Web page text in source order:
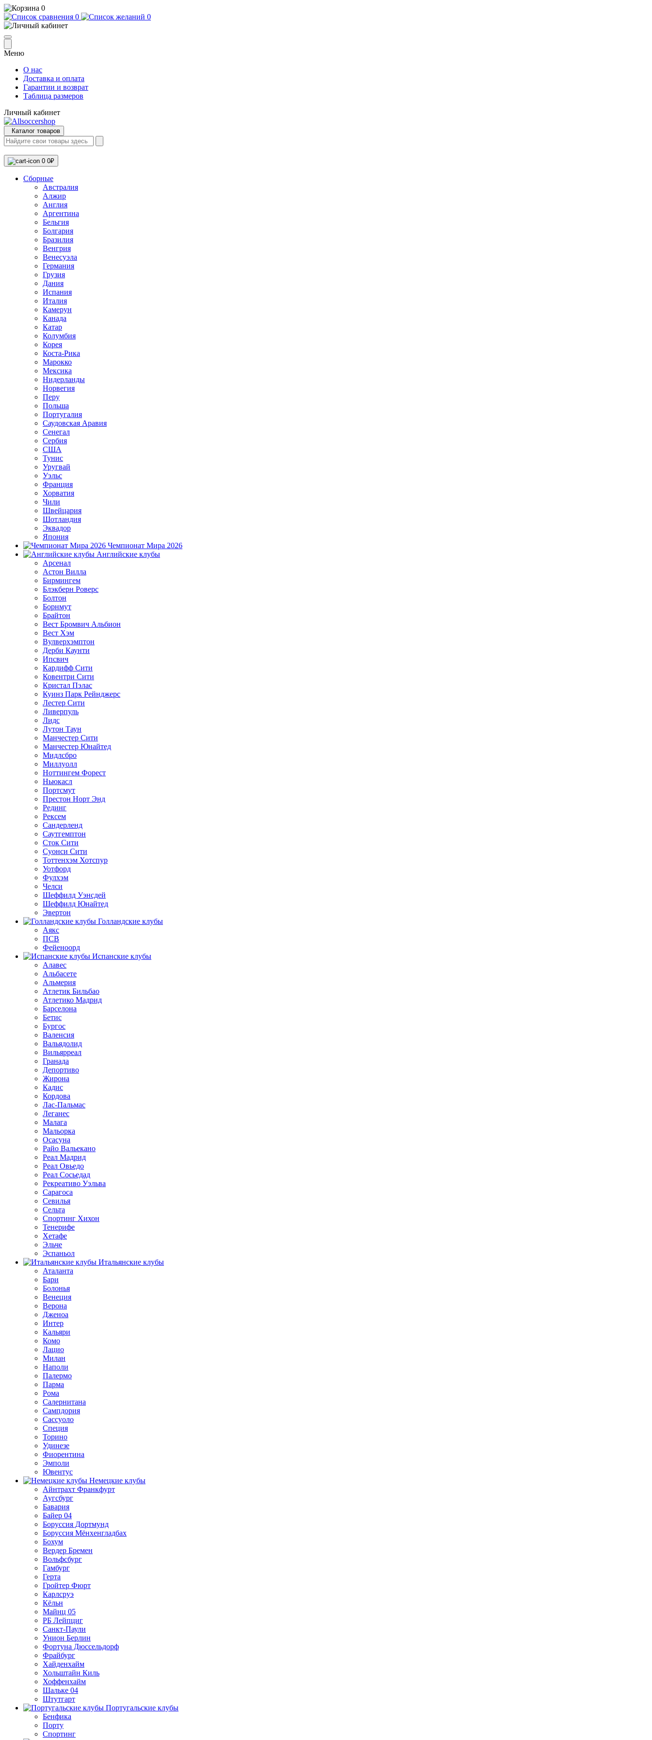
0
0
0
Меню
О нас
Доставка и оплата
Гарантии и возврат
Таблица размеров
Личный кабинет
Каталог товаров
0 0₽
Сборные
Австралия
Алжир
Англия
Аргентина
Бельгия
Болгария
Бразилия
Венгрия
Венесуэла
Германия
Грузия
Дания
Испания
Италия
Камерун
Канада
Катар
Колумбия
Корея
Коста-Рика
Марокко
Мексика
Нидерланды
Норвегия
Перу
Польша
Португалия
Саудовская Аравия
Сенегал
Сербия
США
Тунис
Уругвай
Уэльс
Франция
Хорватия
Чили
Швейцария
Шотландия
Эквадор
Япония
Чемпионат Мира 2026
Английские клубы
Арсенал
Астон Вилла
Бирмингем
Блэкберн Роверс
Болтон
Борнмут
Брайтон
Вест Бромвич Альбион
Вест Хэм
Вулверхэмптон
Дерби Каунти
Ипсвич
Кардифф Сити
Ковентри Сити
Кристал Пэлас
Куинз Парк Рейнджерс
Лестер Сити
Ливерпуль
Лидс
Лутон Таун
Манчестер Сити
Манчестер Юнайтед
Мидлсбро
Миллуолл
Ноттингем Форест
Ньюкасл
Портсмут
Престон Норт Энд
Рединг
Рексем
Сандерленд
Саутгемптон
Сток Сити
Суонси Сити
Тоттенхэм Хотспур
Уотфорд
Фулхэм
Челси
Шеффилд Уэнсдей
Шеффилд Юнайтед
Эвертон
Голландские клубы
Аякс
ПСВ
Фейеноорд
Испанские клубы
Алавес
Альбасете
Альмерия
Атлетик Бильбао
Атлетико Мадрид
Барселона
Бетис
Бургос
Валенсия
Вальядолид
Вильярреал
Гранада
Депортиво
Жирона
Кадис
Кордова
Лас-Пальмас
Леганес
Малага
Мальорка
Осасуна
Райо Вальекано
Реал Мадрид
Реал Овьедо
Реал Сосьедад
Рекреативо Уэльва
Сарагоса
Севилья
Сельта
Спортинг Хихон
Тенерифе
Хетафе
Эльче
Эспаньол
Итальянские клубы
Аталанта
Бари
Болонья
Венеция
Верона
Дженоа
Интер
Кальяри
Комо
Лацио
Милан
Наполи
Палермо
Парма
Рома
Салернитана
Сампдория
Сассуоло
Специя
Торино
Удинезе
Фиорентина
Эмполи
Ювентус
Немецкие клубы
Айнтрахт Франкфурт
Аугсбург
Бавария
Байер 04
Боруссия Дортмунд
Боруссия Мёнхенгладбах
Бохум
Вердер Бремен
Вольфсбург
Гамбург
Герта
Гройтер Фюрт
Карлсруэ
Кёльн
Майнц 05
РБ Лейпциг
Санкт-Паули
Унион Берлин
Фортуна Дюссельдорф
Фрайбург
Хайденхайм
Хольштайн Киль
Хоффенхайм
Шальке 04
Штутгарт
Португальские клубы
Бенфика
Порту
Спортинг